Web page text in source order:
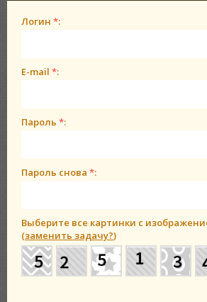
Логин *:
E-mail *:
Пароль *:
Пароль снова *:
Выберите все картинки с
(заменить задачу?)